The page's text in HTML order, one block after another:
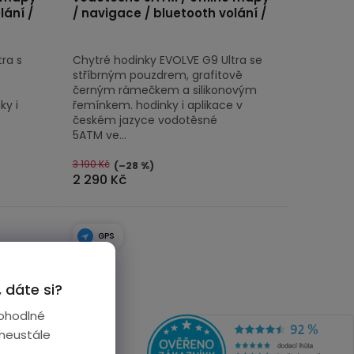
dáte si?
/
s
i
/ navigace / bluetooth volání /
2 290 Kč
3 190 Kč (–28 %)
Chytré hodinky EVOLVE G9 Ultra se
stříbrným pouzdrem, grafitově
černým rámečkem a silikonovým
řemínkem. hodinky i aplikace v
českém jazyce vodotěsné
5ATM ve...
GPS